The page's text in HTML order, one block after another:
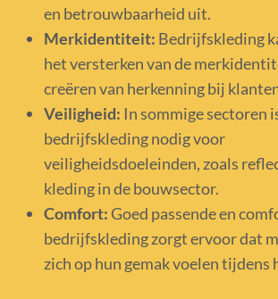
en betrouwbaarheid uit.
Merkidentiteit: Bedrijfskleding
het versterken van de
creëren van herkenning bij
Veiligheid: In sommige sectoren
bedrijfskleding nodig voor
veiligheidsdoeleinden, zoals
kleding in de bouwsector.
Comfort:Goed passende en
bedrijfskleding zorgt ervoor dat
zich op hun gemak voelen tijdens